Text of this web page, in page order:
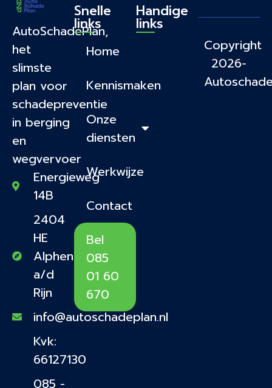
AutoSchadePlan,
het
slimste
plan voor
schadepreventie
in berging
en
wegvervoer
Energieweg
14B
2404
HE
Alphen
a/d
Rijn
info@autoschadeplan.nl
Kvk:
66127130
085 -
Snelle
links
Home
Kennismaken
Onze
diensten
Werkwijze
Contact
Bel
085
01 60
670
Handige
links
Copyright
2026-